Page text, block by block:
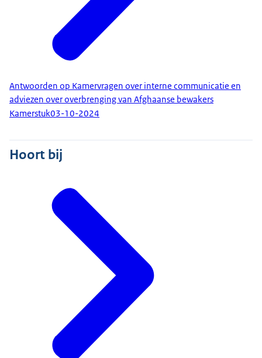
Antwoorden op Kamervragen over interne communicatie en
adviezen over overbrenging van Afghaanse bewakers
Kamerstuk03-10-2024
Hoort bij